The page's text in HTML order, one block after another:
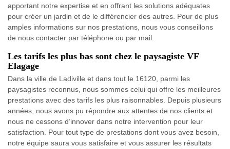
apportant notre expertise et en offrant les solutions adéquates
pour créer un jardin et de le différencier des autres. Pour de plus
amples informations sur nos prestations, nous vous conseillons
de nous contacter par téléphone ou par mail.
Les tarifs les plus bas sont chez le paysagiste VF
Elagage
Dans la ville de Ladiville et dans tout le 16120, parmi les
paysagistes reconnus, nous sommes celui qui offre les meilleures
prestations avec des tarifs les plus raisonnables. Depuis plusieurs
années, nous avons pu répondre aux attentes de nos clients et
nous ne cessons d’innover dans notre intervention pour leur
satisfaction. Pour tout type de prestations dont vous avez besoin,
notre équipe saura vous satisfaire et vous assurer les résultats